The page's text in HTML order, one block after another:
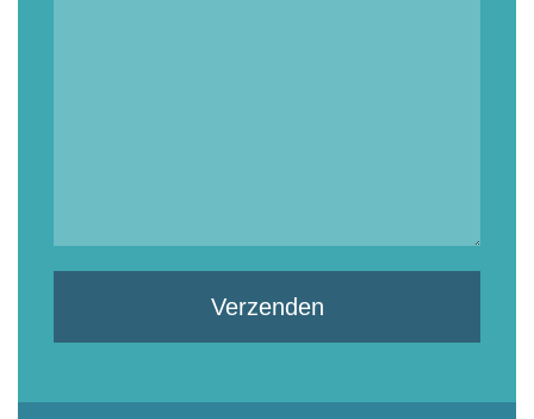
Verzenden